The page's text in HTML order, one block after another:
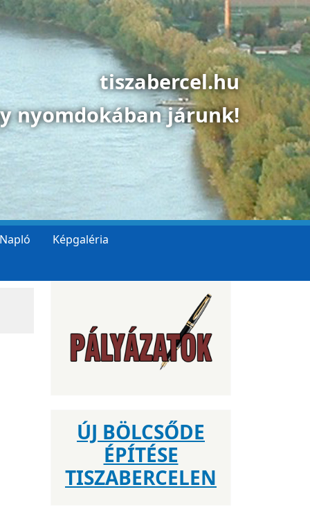
tiszabercel.hu
nyomdokában járunk!
Képgaléria
ÚJ BÖLCSŐDE
ÉPÍTÉSE
TISZABERCELEN